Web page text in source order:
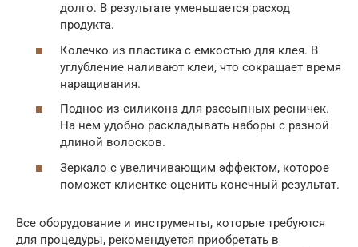
долго. В результате уменьшается расход
продукта.
Колечко из пластика с емкостью для клея. В
углубление наливают клеи, что сокращает время
наращивания.
Поднос из силикона для рассыпных ресничек.
На нем удобно раскладывать наборы с разной
длиной волосков.
Зеркало с увеличивающим эффектом, которое
поможет клиентке оценить конечный результат.
Все оборудование и инструменты, которые требуются
для процедуры, рекомендуется приобретать в